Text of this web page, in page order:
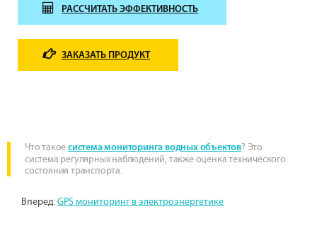
РАССЧИТАТЬ ЭФФЕКТИВНОСТЬ
ЗАКАЗАТЬ ПРОДУКТ
Что такое система мониторинга водных объектов? Это
система регулярных наблюдений, также оценка технического
состояния транспорта.
Вперед:GPS мониторинг в электроэнергетике